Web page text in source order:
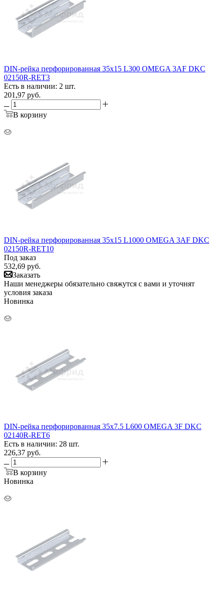
DIN-рейка перфорированная 35х15 L300 OMEGA 3AF DKC
02150R-RET3
Есть в наличии: 2 шт.
201,97 руб.
В корзину
DIN-рейка перфорированная 35х15 L1000 OMEGA 3AF DKC
02150R-RET10
Под заказ
532,69 руб.
Заказать
Наши менеджеры обязательно свяжутся с вами и уточнят
условия заказа
Новинка
DIN-рейка перфорированная 35х7.5 L600 OMEGA 3F DKC
02140R-RET6
Есть в наличии: 28 шт.
226,37 руб.
В корзину
Новинка